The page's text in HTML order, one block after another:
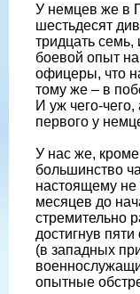
У немцев же в
шестьдесят
тридцать семь,
боевой опыт
офицеры, что
тому же – в
И уж чего-
первого у
У нас же,
большинство
настоящему не
месяцев до
стремительно
достигнув
(в западных
опытные